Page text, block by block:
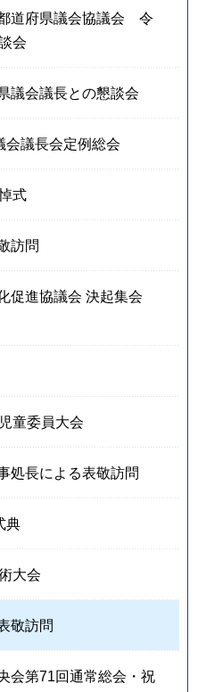
道府県議会協議会 令
会
議会議長との懇談会
会議長会定例総会
式
訪問
促進協議会 決起集会
童委員大会
処長による表敬訪問
典
大会
敬訪問
会第71回通常総会・祝